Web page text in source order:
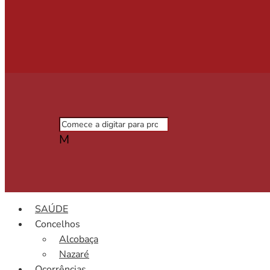
M
SAÚDE
Concelhos
Alcobaça
Nazaré